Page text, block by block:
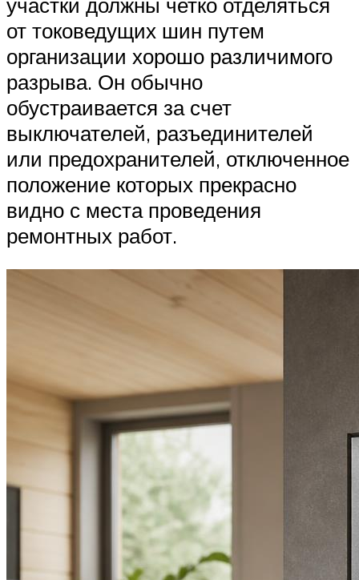
от токоведущих шин путем
организации хорошо различимого
разрыва. Он обычно
обустраивается за счет
выключателей, разъединителей
или предохранителей, отключенное
положение которых прекрасно
видно с места проведения
ремонтных работ.